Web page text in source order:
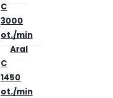
C
3000
ot./min
Aral
C
1450
ot./min